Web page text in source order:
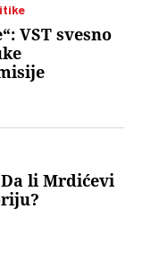
VST svesno
li Mrdićevi